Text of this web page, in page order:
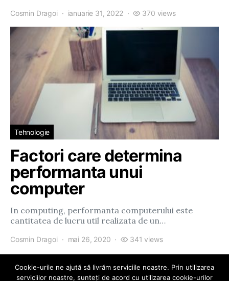
Cosmin Dragoi ianuarie 31, 2022 370 views
Tehnologie
Factori care determina
performanta unui
computer
In computing, performanta computerului este
cantitatea de lucru util realizata de un…
Cosmin Dragoi mai 26, 2020 341 views
Cookie-urile ne ajută să livrăm serviciile noastre. Prin utilizarea
serviciilor noastre, sunteți de acord cu utilizarea cookie-urilor